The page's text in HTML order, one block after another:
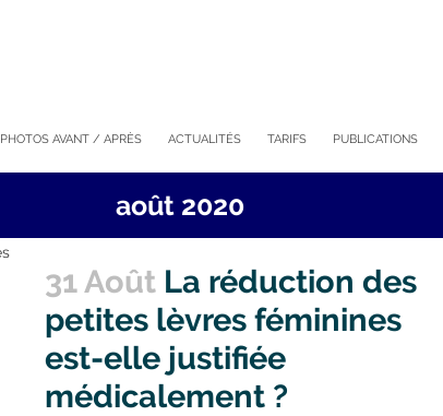
PHOTOS AVANT / APRÈS ACTUALITÉS TARIFS PUBLICATIONS
août 2020
31 Août La réduction des
petites lèvres féminines
est-elle justifiée
médicalement ?